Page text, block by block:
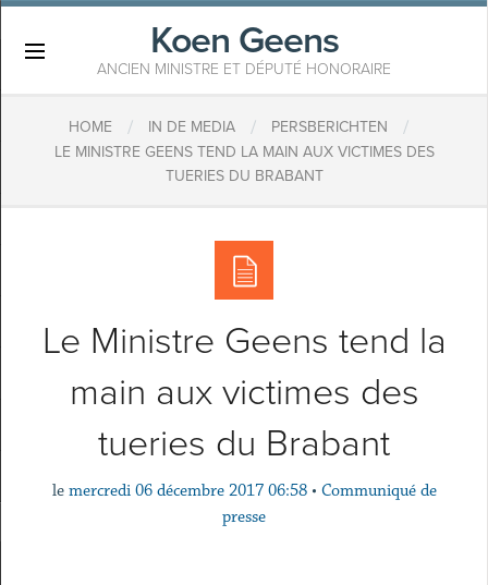
Koen Geens
ANCIEN MINISTRE ET DÉPUTÉ HONORAIRE
HOME / IN DE MEDIA / PERSBERICHTEN /
​LE MINISTRE GEENS TEND LA MAIN AUX VICTIMES DES
TUERIES DU BRABANT
​Le Ministre Geens tend la
main aux victimes des
tueries du Brabant
le mercredi 06 décembre 2017 06:58 • Communiqué de
presse